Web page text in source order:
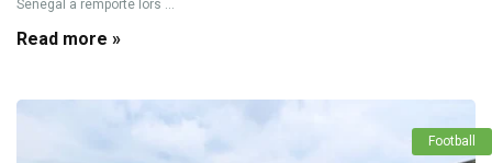
Sénégal a remporté lors ...
Read more »
Football